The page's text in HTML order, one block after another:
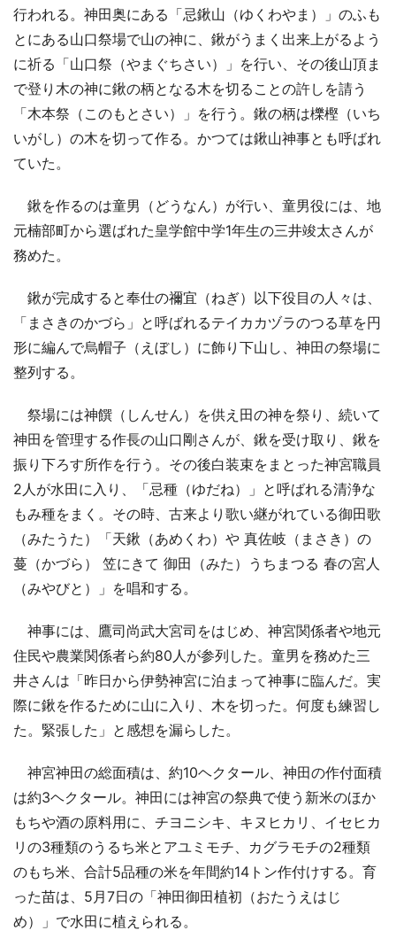
行われる。神田奥にある「忌鍬山（ゆくわやま）」のふも
とにある山口祭場で山の神に、鍬がうまく出来上がるよう
に祈る「山口祭（やまぐちさい）」を行い、その後山頂ま
で登り木の神に鍬の柄となる木を切ることの許しを請う
「木本祭（このもとさい）」を行う。鍬の柄は櫟樫（いち
いがし）の木を切って作る。かつては鍬山神事とも呼ばれ
ていた。
鍬を作るのは童男（どうなん）が行い、童男役には、地
元楠部町から選ばれた皇学館中学1年生の三井竣太さんが
務めた。
鍬が完成すると奉仕の禰宜（ねぎ）以下役目の人々は、
「まさきのかづら」と呼ばれるテイカカヅラのつる草を円
形に編んで烏帽子（えぼし）に飾り下山し、神田の祭場に
整列する。
祭場には神饌（しんせん）を供え田の神を祭り、続いて
神田を管理する作長の山口剛さんが、鍬を受け取り、鍬を
振り下ろす所作を行う。その後白装束をまとった神宮職員
2人が水田に入り、「忌種（ゆだね）」と呼ばれる清浄な
もみ種をまく。その時、古来より歌い継がれている御田歌
（みたうた）「天鍬（あめくわ）や 真佐岐（まさき）の
蔓（かづら） 笠にきて 御田（みた）うちまつる 春の宮人
（みやびと）」を唱和する。
神事には、鷹司尚武大宮司をはじめ、神宮関係者や地元
住民や農業関係者ら約80人が参列した。童男を務めた三
井さんは「昨日から伊勢神宮に泊まって神事に臨んだ。実
際に鍬を作るために山に入り、木を切った。何度も練習し
た。緊張した」と感想を漏らした。
神宮神田の総面積は、約10ヘクタール、神田の作付面積
は約3ヘクタール。神田には神宮の祭典で使う新米のほか
もちや酒の原料用に、チヨニシキ、キヌヒカリ、イセヒカ
リの3種類のうるち米とアユミモチ、カグラモチの2種類
のもち米、合計5品種の米を年間約14トン作付けする。育
った苗は、5月7日の「神田御田植初（おたうえはじ
め）」で水田に植えられる。